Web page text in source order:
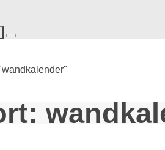
Suchen